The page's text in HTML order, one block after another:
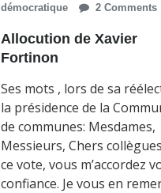
démocratique
2 Comments
Allocution de Xavier
Fortinon
Ses mots , lors de sa
la présidence de la
de communes: Mesdames,
Messieurs, Chers
ce vote, vous m’accordez
confiance. Je vous en